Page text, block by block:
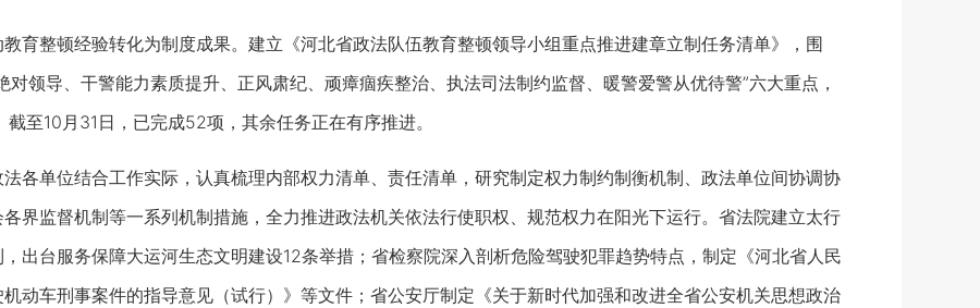
整顿经验转化为制度成果。建立《河北省政法队伍教育整顿领导小组重点推进建章立制任务清单》，围
对领导、干警能力素质提升、正风肃纪、顽瘴痼疾整治、执法司法制约监督、暖警爱警从优待警”六大重点，
至10月31日，已完成52项，其余任务正在有序推进。
单位结合工作实际，认真梳理内部权力清单、责任清单，研究制定权力制约制衡机制、政法单位间协调协
界监督机制等一系列机制措施，全力推进政法机关依法行使职权、规范权力在阳光下运行。省法院建立太行
出台服务保障大运河生态文明建设12条举措；省检察院深入剖析危险驾驶犯罪趋势特点，制定《河北省人民
动车刑事案件的指导意见（试行）》等文件；省公安厅制定《关于新时代加强和改进全省公安机关思想政治